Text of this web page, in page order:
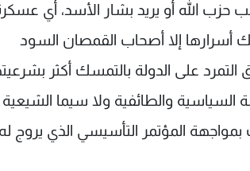
الله أو يريد بشار الأسد، أي
أسرارها إلا أصحاب القمصان السود
على الدولة بالتمسك أكثر
والطائفية ولا سيما الشيعية
المؤتمر التأسيسي الذي يروج